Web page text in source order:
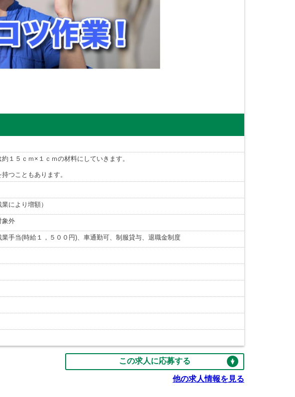
１５ｃｍ×１ｃｍの材料にしていきます。
つこともあります。
により増額）
象外
手当(時給１，５００円)、車通勤可、制服貸与、退職金制度
この求人に応募する
他の求人情報を見る